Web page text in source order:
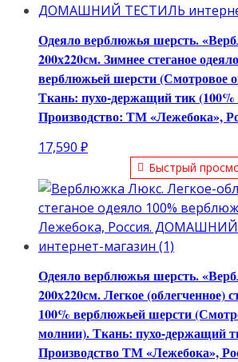
Одеяло верблюжья шерсть.
200х220см. Зимнее стеганое
верблюжьей шерсти (Смотровое
Ткань: пухо-держащий тик (100%
Производство: ТМ «Лежебока»,
17,590 ₽
Быстрый
Одеяло верблюжья шерсть.
200х220см. Легкое (облегченное)
100% верблюжьей шерсти
молнии). Ткань: пухо-держащий
Производство ТМ «Лежебока»,